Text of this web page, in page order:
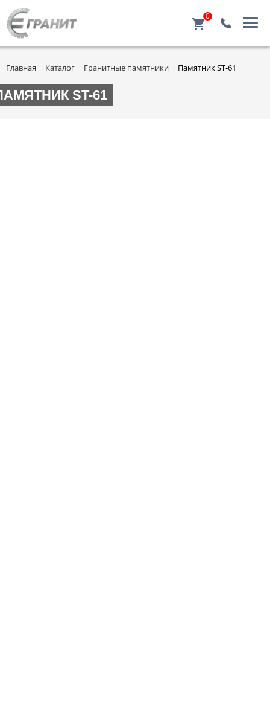
0
Главная Каталог Гранитные памятники Памятник ST-61
ST-61